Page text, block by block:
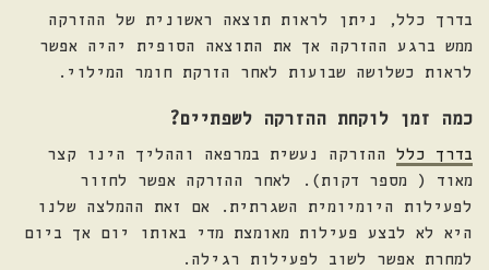
בדרך כלל, ניתן לראות תוצאה ראשונית של ההזרקה
ממש ברגע ההזרקה אך את התוצאה הסופית יהיה אפשר
לראות כשלושה שבועות לאחר הזרקת חומר המילוי.
כמה זמן לוקחת ההזרקה לשפתיים?
בדרך כלל ההזרקה נעשית במרפאה וההליך הינו קצר
מאוד ( מספר דקות). לאחר ההזרקה אפשר לחזור
לפעילות היומיומית השגרתית. אם זאת ההמלצה שלנו
היא לא לבצע פעילות מאומצת מדי באותו יום אך ביום
למחרת אפשר לשוב לפעילות רגילה.